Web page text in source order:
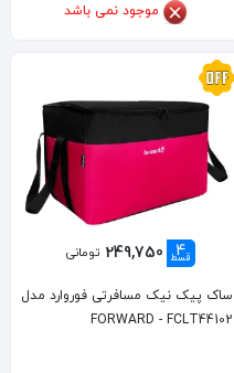
موجود نمی باشد
4
قسط 249,750 تومانی
ساک پیک نیک مسافرتی فوروارد مدل
FORWARD - FCLT44102